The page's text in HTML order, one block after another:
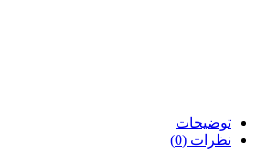
توضیحات
نظرات (0)